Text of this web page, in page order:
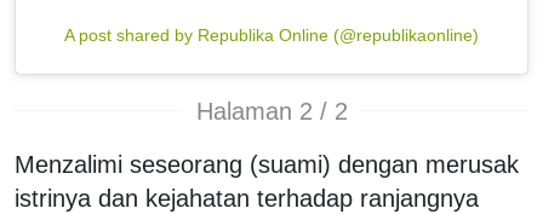
A post shared by Republika Online (@republikaonline)
Halaman 2 / 2
Menzalimi seseorang (suami) dengan merusak
istrinya dan kejahatan terhadap ranjangnya